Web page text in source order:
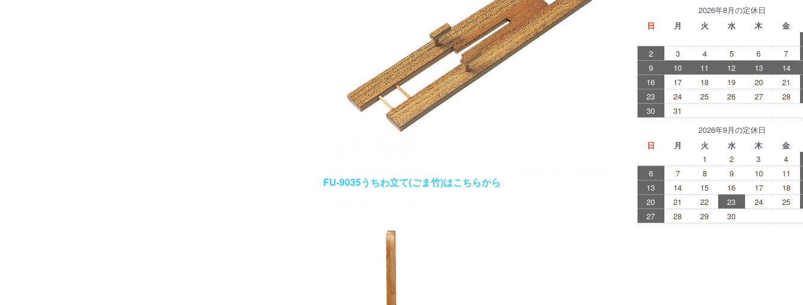
FU-9035うちわ立て(ごま竹)はこちらから
2026年8月の定休日
日
月 火 水 木 金
2 3 4 5 6
7
9
10 11 12 13
14
16
17 18 19 20
21
23
24 25 26 27
28
30
31
2026年9月の定休日
日
月 火 水 木
金
1
2 3
4
6
7 8 9 10
11
13
14 15 16 17
18
20
21 22 23 24
25
27
28 29 30